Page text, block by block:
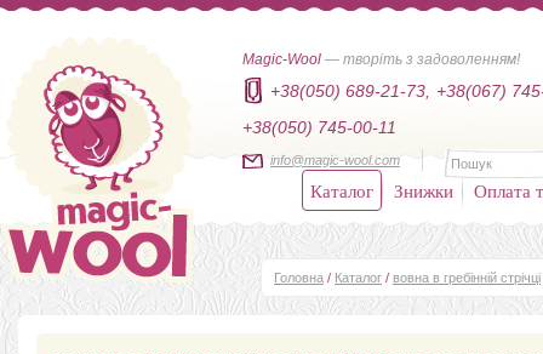
Magic-Wool — творіть з задоволенням!
+38(050) 689-21-73,
+38(067)
+38(050) 745-00-11
info@magic-wool.com
Каталог Знижки Оплата
Головна / Каталог / вовна в гребінній стрічці